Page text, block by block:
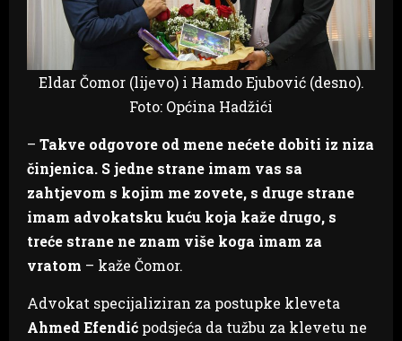
Eldar Čomor (lijevo) i Hamdo Ejubović (desno).
Foto: Općina Hadžići
– Takve odgovore od mene nećete dobiti iz niza
činjenica. S jedne strane imam vas sa
zahtjevom s kojim me zovete, s druge strane
imam advokatsku kuću koja kaže drugo, s
treće strane ne znam više koga imam za
vratom – kaže Čomor.
Advokat specijaliziran za postupke kleveta
Ahmed Efendić podsjeća da tužbu za klevetu ne